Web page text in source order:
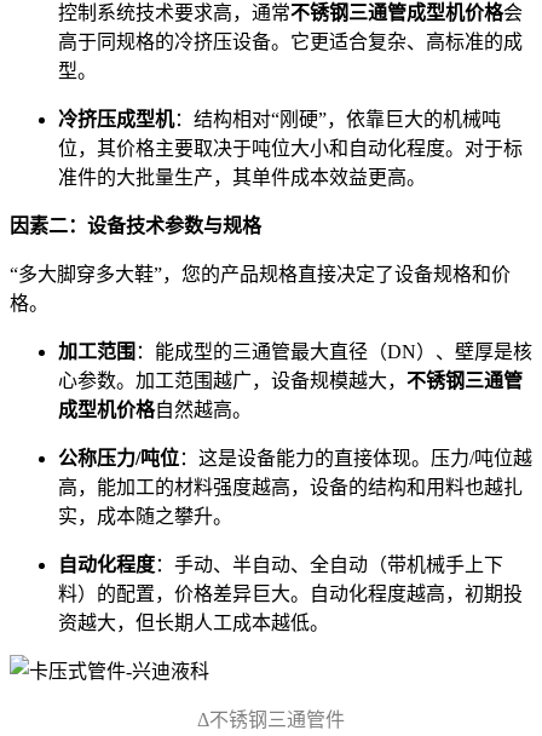
控制系统技术要求高，通常不锈钢三通管成型机价格会
高于同规格的冷挤压设备。它更适合复杂、高标准的成
型。
冷挤压成型机：结构相对“刚硬”，依靠巨大的机械吨
位，其价格主要取决于吨位大小和自动化程度。对于标
准件的大批量生产，其单件成本效益更高。
因素二：设备技术参数与规格
“多大脚穿多大鞋”，您的产品规格直接决定了设备规格和价
格。
加工范围 ：能成型的三通管最大直径（DN）、壁厚是核
心参数。加工范围越广，设备规模越大， 不锈钢三通管
成型机价格自然越高。
公称压力/吨位：这是设备能力的直接体现。压力/吨位越
高，能加工的材料强度越高，设备的结构和用料也越扎
实，成本随之攀升。
自动化程度：手动、半自动、全自动（带机械手上下
料）的配置，价格差异巨大。自动化程度越高，初期投
资越大，但长期人工成本越低。
Δ不锈钢三通管件